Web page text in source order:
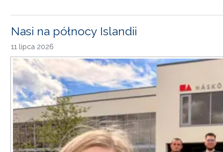
Nasi na północy Islandii
11 lipca 2026